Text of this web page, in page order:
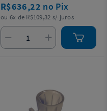
R$636,22 no Pix
ou 6x de R$109,32 s/ juros